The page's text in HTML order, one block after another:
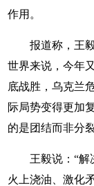
作用。
报道称，王
世界来说，今年
底战胜，乌克兰
际局势变得更加
的是团结而非分
王毅说：“
火上浇油、激化